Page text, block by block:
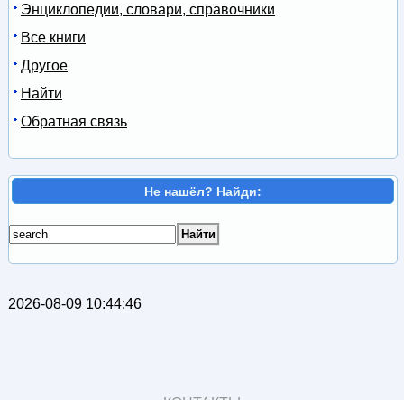
Энциклопедии, словари, справочники
Все книги
Другое
Найти
Обратная связь
Не нашёл? Найди:
2026-08-09 10:44:46